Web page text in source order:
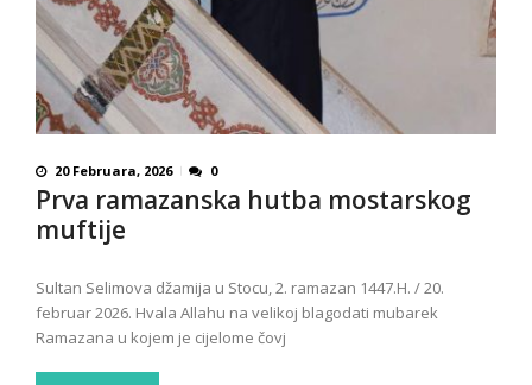
20 Februara, 2026 0
Prva ramazanska hutba mostarskog
muftije
Sultan Selimova džamija u Stocu, 2. ramazan 1447.H. / 20.
februar 2026. Hvala Allahu na velikoj blagodati mubarek
Ramazana u kojem je cijelome čovj